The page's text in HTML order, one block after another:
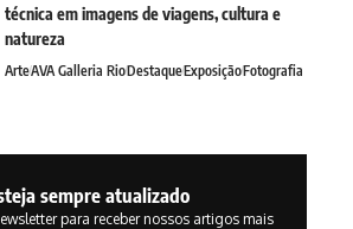
técnica em imagens de viagens, cultura e
natureza
ArteAVA Galleria RioDestaqueExposiçãoFotografia
sempre atualizado
para receber nossos artigos mais